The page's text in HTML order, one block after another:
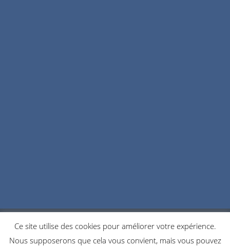
POLITIQUE DE CONFIDENTIALITÉ
COOKIES
NOUS CONTACTER
Ce site utilise des cookies pour améliorer votre expérience.
Nous supposerons que cela vous convient, mais vous pouvez